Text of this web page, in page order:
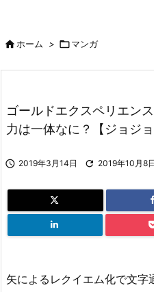
ホーム > マンガ
ゴールドエクスペリエン
力は一体なに？【ジョジョ
 2019年3月14日  2019年10月8日
矢によるレクイエム化で文字